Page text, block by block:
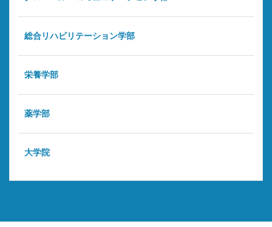
総合リハビリテーション学部
栄養学部
薬学部
大学院